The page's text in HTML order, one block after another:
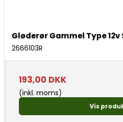
Gløderør Gammel Type 12v
2666103R
193,00 DKK
(inkl. moms)
Vis